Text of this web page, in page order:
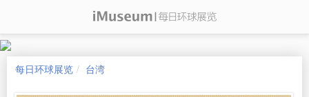
每日环球展览 台湾